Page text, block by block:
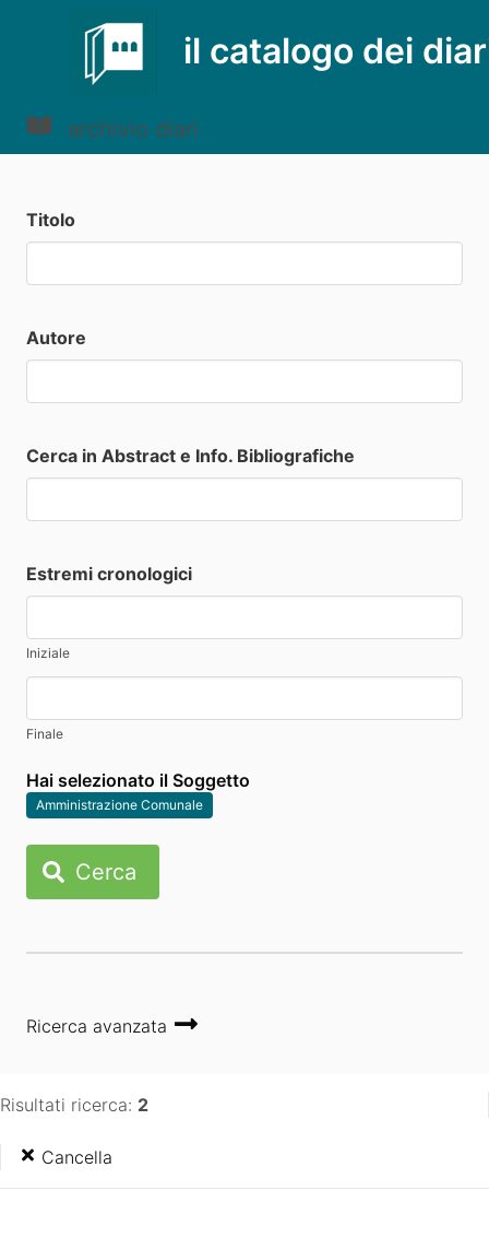
il catalogo dei
archivio diari
Titolo
Autore
Cerca in Abstract e Info. Bibliografiche
Estremi cronologici
Iniziale
Finale
Hai selezionato il Soggetto
Amministrazione Comunale
Cerca
Ricerca avanzata
Risultati ricerca: 2
Cancella